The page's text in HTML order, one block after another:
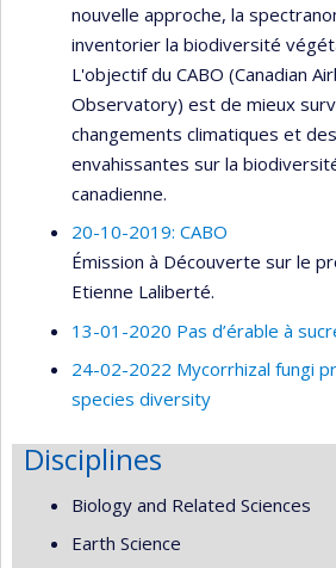
nouvelle approche, la
inventorier la biodiversité
L'objectif du CABO (Canadian
Observatory) est de mieux
changements climatiques et
envahissantes sur la
canadienne.
20-10-2019: CABO
Émission à Découverte sur le
Etienne Laliberté.
13-01-2020 Pas d’érable à
24-02-2022 Mycorrhizal fungi
species diversity
Disciplines
Biology and Related Sciences
Earth Science